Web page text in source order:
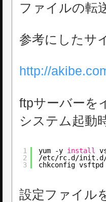
ファイルの転
参考にしたサ
http://
ftpサーバーを
システム起動
1
2
3
yum -y install
/etc/rc.d /init .d
chkconfig vsftpd
設定ファイル